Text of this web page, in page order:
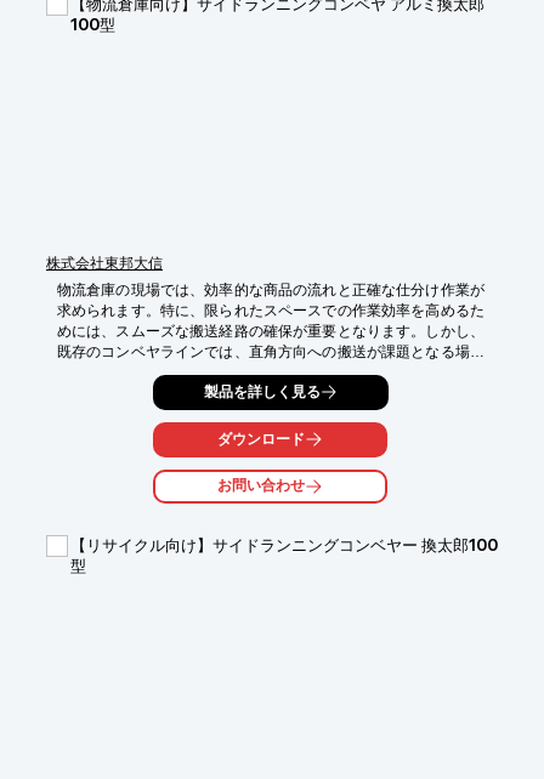
・フォークリフト運転手不足の解消と業務付加価値の向上
・ピッキング時の長時間歩行の削減による生産性向上
100型
株式会社東邦大信
物流倉庫の現場では、効率的な商品の流れと正確な仕分け作業が
求められます。特に、限られたスペースでの作業効率を高めるた
めには、スムーズな搬送経路の確保が重要となります。しかし、
既存のコンベヤラインでは、直角方向への搬送が課題となる場合
があります。サイドランニングコンベヤ「換太郎100型」は、こ
のような課題に対し、制御なしで90度方向転換を可能にし、同一
平面上でのスムーズな搬送を実現します。これにより、既存のコ
ンベヤラインを劇的に改善し、仕分け作業の効率化に貢献しま
【活用シーン】
・ピッキング後の商品搬送
・異なる搬送ライン間の接続
製品を詳しく見る
ダウンロード
お問い合わせ
【リサイクル向け】サイドランニングコンベヤー 換太郎100
型